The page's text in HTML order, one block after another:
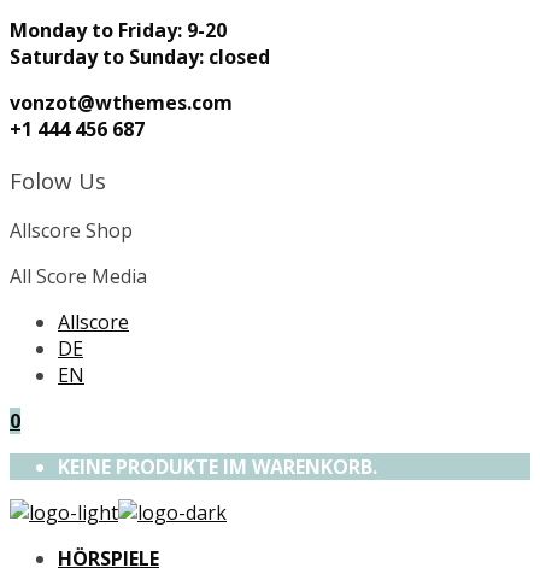
Monday to Friday: 9-20
Saturday to Sunday: closed
vonzot@wthemes.com
+1 444 456 687
Folow Us
Allscore Shop
All Score Media
Allscore
DE
EN
0
KEINE PRODUKTE IM WARENKORB.
HÖRSPIELE